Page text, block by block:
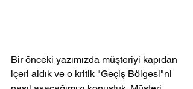
Bir önceki yazımızda müşteriyi kapıdan
içeri aldık ve o kritik "Geçiş Bölgesi"ni